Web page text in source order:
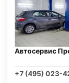
Автосервис
+7 (495) 023-